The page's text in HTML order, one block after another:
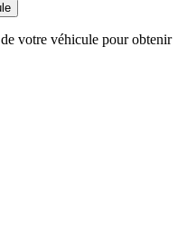
votre véhicule pour obtenir